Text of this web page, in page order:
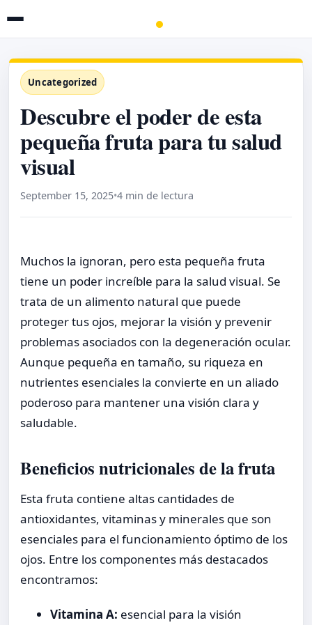
Uncategorized
Descubre el poder de esta
pequeña fruta para tu salud
visual
September 15, 2025•4 min de lectura
Muchos la ignoran, pero esta pequeña fruta
tiene un poder increíble para la salud visual. Se
trata de un alimento natural que puede
proteger tus ojos, mejorar la visión y prevenir
problemas asociados con la degeneración ocular.
Aunque pequeña en tamaño, su riqueza en
nutrientes esenciales la convierte en un aliado
poderoso para mantener una visión clara y
saludable.
Beneficios nutricionales de la fruta
Esta fruta contiene altas cantidades de
antioxidantes, vitaminas y minerales que son
esenciales para el funcionamiento óptimo de los
ojos. Entre los componentes más destacados
encontramos:
Vitamina A: esencial para la visión